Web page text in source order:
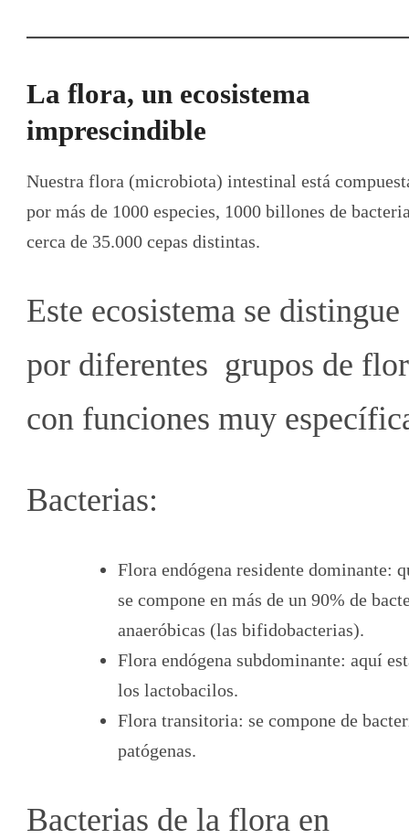
La flora, un ecosistema
imprescindible
Nuestra flora (microbiota) intestinal está
por más de 1000 especies, 1000 billones de
cerca de 35.000 cepas distintas.
Este ecosistema se distingue
por diferentes grupos de
con funciones muy
Bacterias:
Flora endógena residente dominante:
se compone en más de un 90% de
anaeróbicas (las bifidobacterias).
Flora endógena subdominante: aquí
los lactobacilos.
Flora transitoria: se compone de
patógenas.
Bacterias de la flora en